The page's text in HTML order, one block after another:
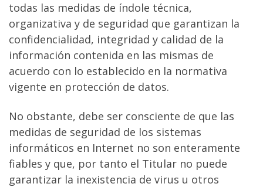
todas las medidas de índole técnica,
organizativa y de seguridad que garantizan la
confidencialidad, integridad y calidad de la
información contenida en las mismas de
acuerdo con lo establecido en la normativa
vigente en protección de datos.
No obstante, debe ser consciente de que las
medidas de seguridad de los sistemas
informáticos en Internet no son enteramente
fiables y que, por tanto el Titular no puede
garantizar la inexistencia de virus u otros